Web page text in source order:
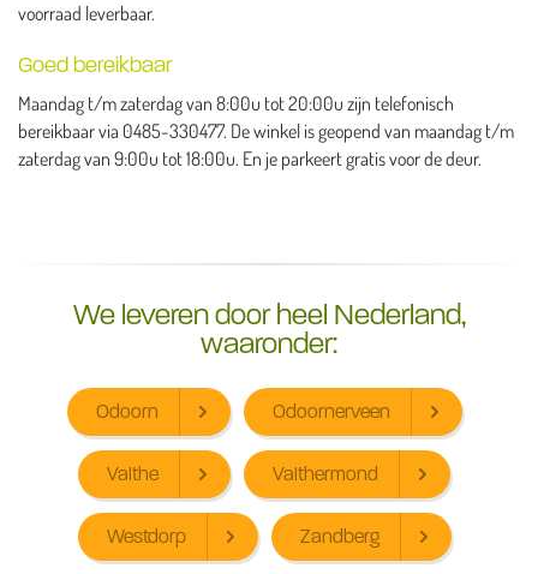
voorraad leverbaar.
Goed bereikbaar
Maandag t/m zaterdag van 8:00u tot 20:00u zijn telefonisch
bereikbaar via 0485-330477. De winkel is geopend van maandag t/m
zaterdag van 9:00u tot 18:00u. En je parkeert gratis voor de deur.
We leveren door heel Nederland,
waaronder:
Odoorn Odoornerveen
Valthe Valthermond
Westdorp Zandberg